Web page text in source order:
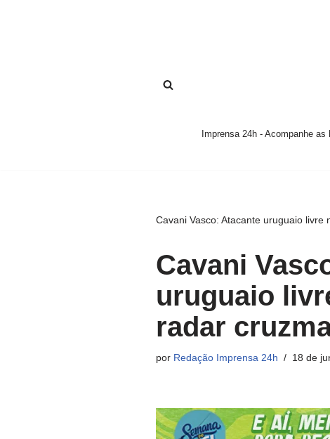
Imprensa 24h - Acompanhe
Cavani Vasco: Atacante uruguaio
Cavani
uruguaio
radar
por Redação Imprensa 24h 18 de